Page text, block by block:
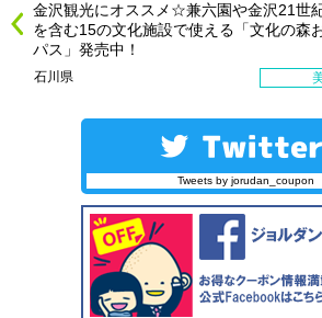
金沢観光にオススメ☆兼六園や金沢21世
を含む15の文化施設で使える「文化の森
パス」発売中！
石川県
Tweets by jorudan_coupon